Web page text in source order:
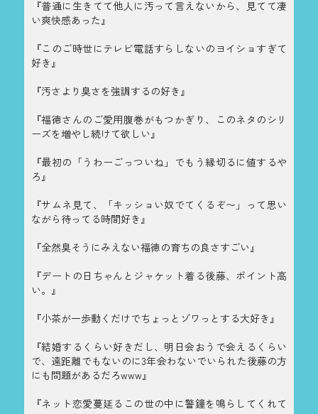
『普通に生きてて他人に汚って言えないから、見てて凄
い爽快感あった』
『このご時世にテレビ電話すらしないのヨイショすぎて
好き』
『汚さより臭さを強調するの好き』
『福徳さんのご愛用腹巻がもつかぎり、このネタのシリ
ーズを増やし続けて欲しい』
『最初の「うわーごっついね」でもう縁切るに値するや
ろ』
『サムネ見て、「キッショい奴でてくるぞ〜」って思い
ながら待ってる時間好き』
『全然臭そうにみえない福徳の育ちの良さすごい』
『デートの日ちゃんとジャケット着る後藤、ポイント高
い。』
『小茶が一歩動くだけでちょっとゾワっとする大好き』
『結婚するくらい好きだし、明日会おうで会えるくらい
で、遠距離でもないのに3年会わないでいられた後藤の方
にも問題があるだろwww』
『ネット恋愛蔓延るこの世の中に警鐘を鳴らしてくれて